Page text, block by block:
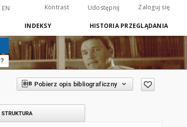
EN Kontrast Udostępnij Zaloguj się
INDEKSY HISTORIA PRZEGLĄDANIA
?
Pobierz opis bibliograficzny
STRUKTURA